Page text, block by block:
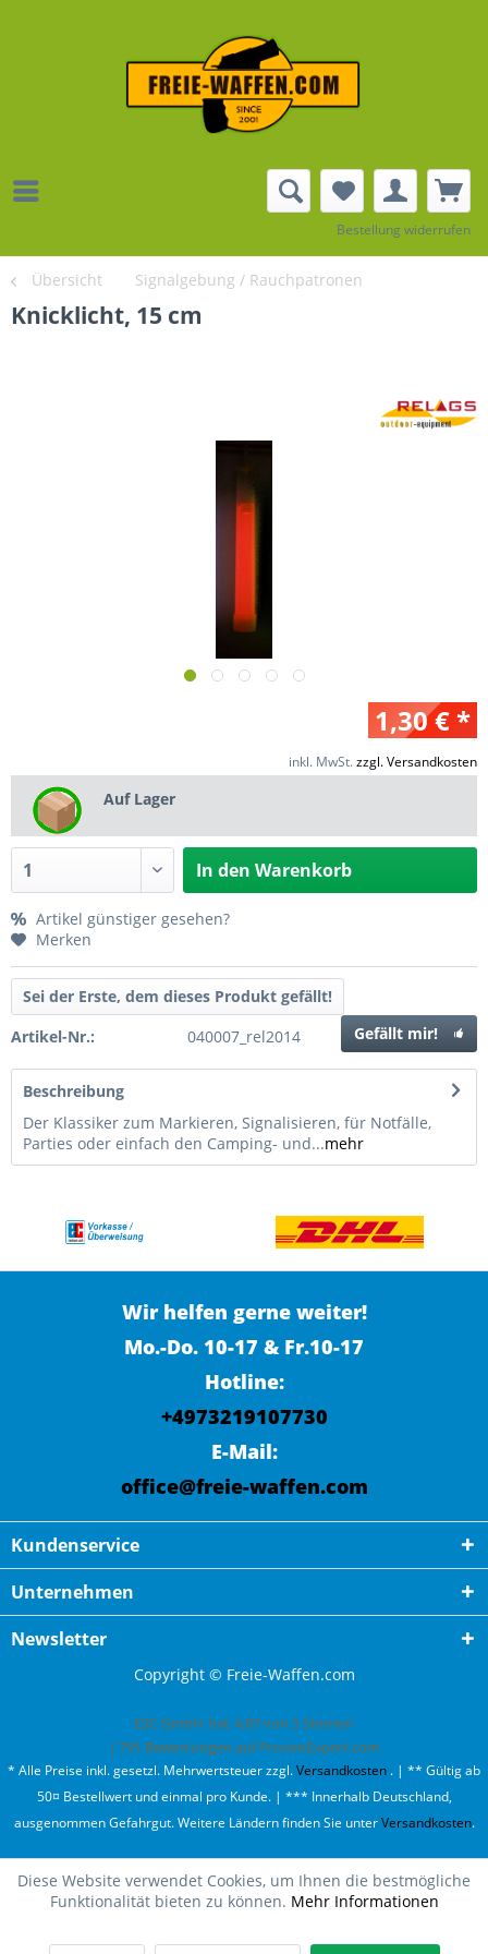
Bestellung widerrufen
Übersicht Signalgebung / Rauchpatronen
Knicklicht, 15 cm
1,30 € *
inkl. MwSt.zzgl. Versandkosten
Auf Lager
In den Warenkorb
Artikel günstiger gesehen?
Merken
Sei der Erste, dem dieses Produkt gefällt!
Gefällt mir!
Artikel-Nr.: 040007_rel2014
Beschreibung
Der Klassiker zum Markieren, Signalisieren, für Notfälle,
Parties oder einfach den Camping- und...mehr
Wir helfen gerne weiter!
Mo.-Do. 10-17 & Fr.10-17
Hotline:
+4973219107730
E-Mail:
office@freie-waffen.com
Kundenservice
Unternehmen
Newsletter
Copyright © Freie-Waffen.com
ESC GmbH hat 4,87von 5Sternen
| 791 Bewertungen auf ProvenExpert.com
* Alle Preise inkl. gesetzl. Mehrwertsteuer zzgl.Versandkosten . | ** Gültig ab
50¤ Bestellwert und einmal pro Kunde. | *** Innerhalb Deutschland,
ausgenommen Gefahrgut. Weitere Ländern finden Sie unterVersandkosten.
Diese Website verwendet Cookies, um Ihnen die bestmögliche
Funktionalität bieten zu können. Mehr Informationen